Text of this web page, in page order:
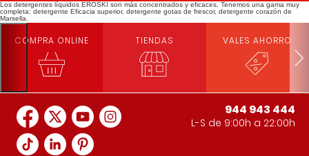
Los detergentes líquidos EROSKI son más concentrados y eficaces. Tenemos una gama muy
completa: detergente Eficacia superior, detergente gotas de frescor, detergente corazón de
Marsella.
COMPRA ONLINE TIENDAS VALES AHORRO
944 943 444
L-S de 9:00h a 22:00h